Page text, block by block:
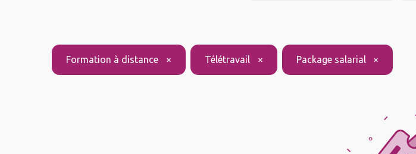
Formation à distance × Télétravail × Package salarial ×